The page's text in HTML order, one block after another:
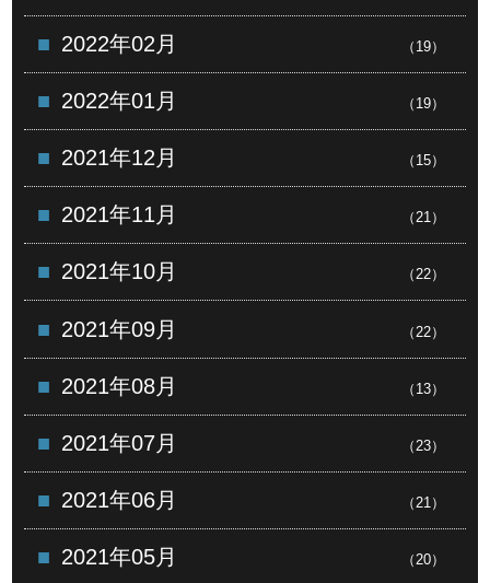
2022年02月 （19）
2022年01月 （19）
2021年12月 （15）
2021年11月 （21）
2021年10月 （22）
2021年09月 （22）
2021年08月 （13）
2021年07月 （23）
2021年06月 （21）
2021年05月 （20）